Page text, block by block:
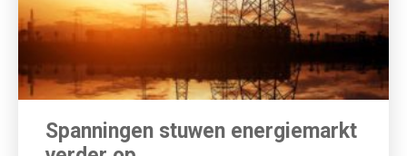
Spanningen stuwen energiemarkt